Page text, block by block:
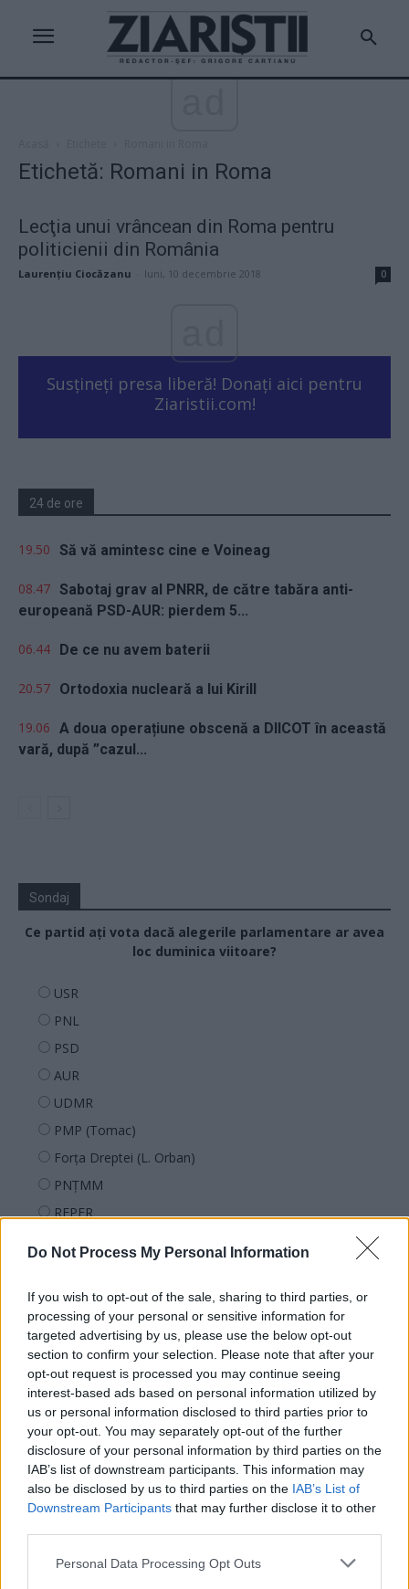
Do Not Process My Personal Information
If you wish to opt-out of the sale, sharing to third parties, or
processing of your personal or sensitive information for
targeted advertising by us, please use the below opt-out
section to confirm your selection. Please note that after your
opt-out request is processed you may continue seeing
interest-based ads based on personal information utilized by
us or personal information disclosed to third parties prior to
your opt-out. You may separately opt-out of the further
disclosure of your personal information by third parties on the
IAB’s list of downstream participants. This information may
also be disclosed by us to third parties on the IAB’s List of
Downstream Participants that may further disclose it to other
Personal Data Processing Opt Outs
Etichetă: Romani in Roma
Lecţia unui vrâncean din Roma pentru
politicienii din România
Laurențiu Ciocăzanu luni, 10 decembrie 2018 0
Susțineți presa liberă! Donați aici pentru
Ziaristii.com!
24 de ore
19.50 Să vă amintesc cine e Voineag
08.47 Sabotaj grav al PNRR, de către tabăra anti-
europeană PSD-AUR: pierdem 5...
06.44 De ce nu avem baterii
20.57 Ortodoxia nucleară a lui Kirill
19.06 A doua operațiune obscenă a DIICOT în această
vară, după ”cazul...
Sondaj
Ce partid ați vota dacă alegerile parlamentare ar avea
loc duminica viitoare?
USR
PNL
PSD
AUR
UDMR
PMP (Tomac)
Forța Dreptei (L. Orban)
PNȚMM
REPER
POT (Gavrilă)
PACE (Peia)
Acțiunea Conservatoare (Târziu)
PDF (Lazarus)
PUSL (D. Voiculescu)
PNȚCD (Pavelescu)
PNCR (Terheș)
Partidul Patrioților (Surugiu)
FAR (Coarnă)
România pe Primul Loc (Ponta)
Altul